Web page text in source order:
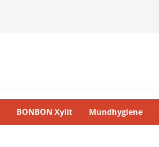
BONBON Xylit Mundhygiene